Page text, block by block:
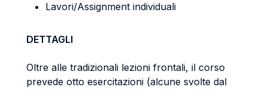
Lavori/Assignment individuali
DETTAGLI
Oltre alle tradizionali lezioni frontali, il corso
prevede otto esercitazioni (alcune svolte dal